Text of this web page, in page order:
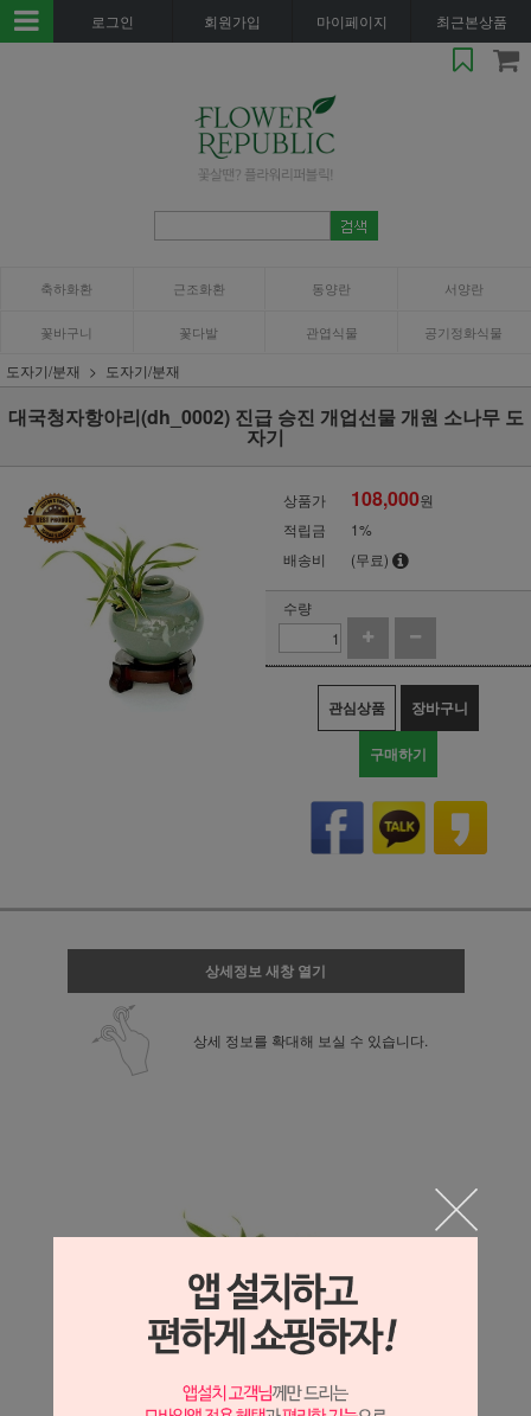
로그인 회원가입 마이페이지 최근본상품
축하화환 근조화환 동양란 서양란
꽃바구니 꽃다발 관엽식물 공기정화식물
도자기/분재 도자기/분재
대국청자항아리(dh_0002) 진급 승진 개업선물 개원 소나무 도
자기
상품가 108,000원
적립금
1%
배송비
(무료)
수량
관심상품 장바구니
구매하기
상세정보 새창 열기
상세 정보를 확대해 보실 수 있습니다.